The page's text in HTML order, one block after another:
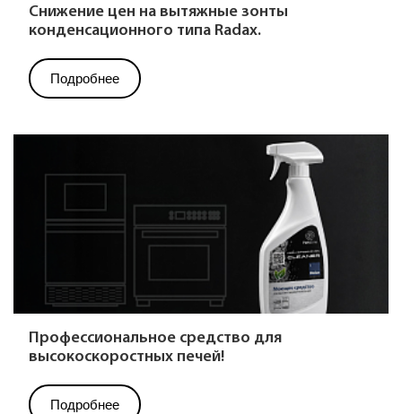
Снижение цен на вытяжные зонты
конденсационного типа Radax.
Подробнее
Профессиональное средство для
высокоскоростных печей!
Подробнее